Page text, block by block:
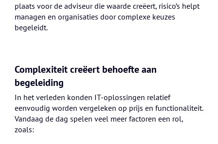
plaats voor de adviseur die waarde creëert, risico’s helpt
managen en organisaties door complexe keuzes
begeleidt.
Complexiteit creëert behoefte aan
begeleiding
In het verleden konden IT-oplossingen relatief
eenvoudig worden vergeleken op prijs en functionaliteit.
Vandaag de dag spelen veel meer factoren een rol,
zoals: